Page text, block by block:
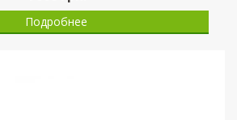
Подробнее